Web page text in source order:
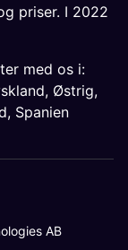
priser. I 2022
med os i:
, Østrig,
, Spanien
AB